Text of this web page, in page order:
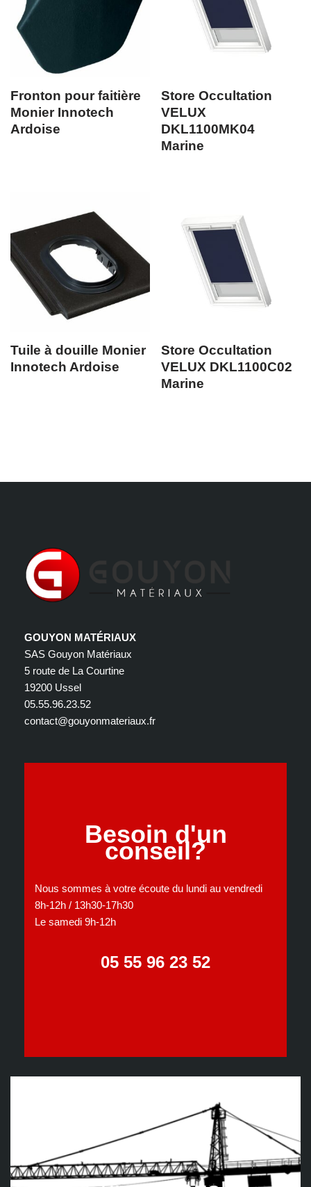
Fronton pour faitière
Monier Innotech
Ardoise
Store Occultation
VELUX
DKL1100MK04
Marine
Tuile à douille Monier
Innotech Ardoise
Store Occultation
VELUX DKL1100C02
Marine
GOUYON MATÉRIAUX
SAS Gouyon Matériaux
5 route de La Courtine
19200 Ussel
05.55.96.23.52
contact@gouyonmateriaux.fr
Besoin d'un
conseil?
Nous sommes à votre écoute du lundi au vendredi
8h-12h / 13h30-17h30
Le samedi 9h-12h
05 55 96 23 52